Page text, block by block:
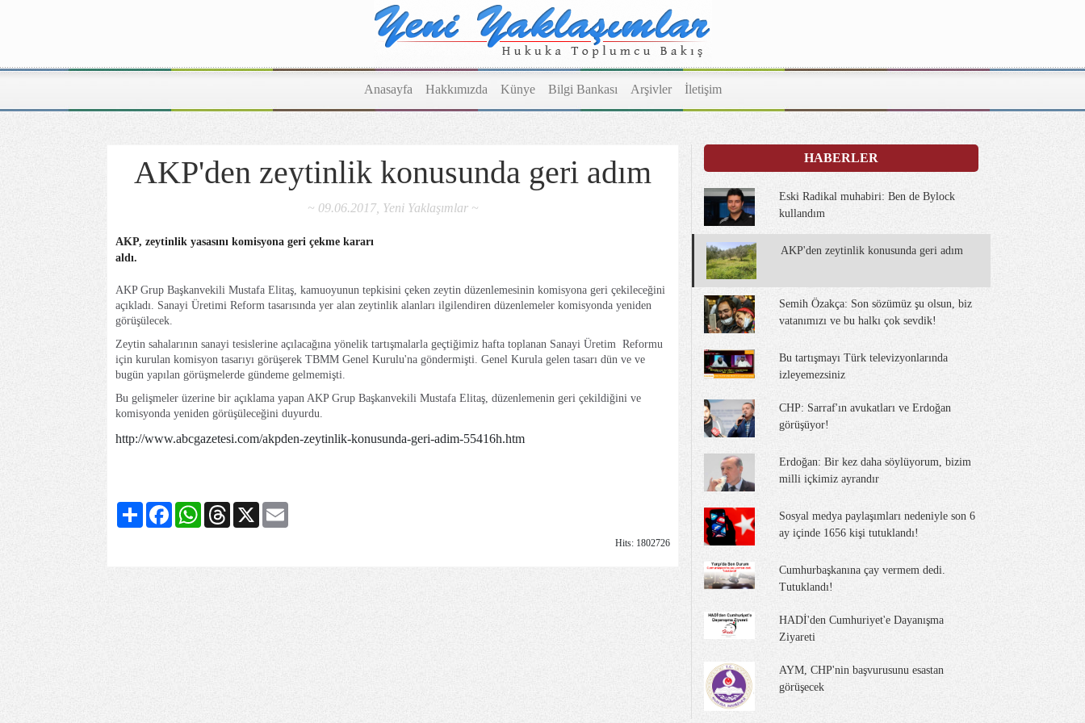
Anasayfa Hakkımızda Künye Bilgi Bankası Arşivler İletişim
AKP'den zeytinlik konusunda geri adım
~ 09.06.2017, Yeni Yaklaşımlar ~
AKP, zeytinlik yasasını komisyona geri çekme kararı
aldı.
AKP Grup Başkanvekili Mustafa Elitaş, kamuoyunun tepkisini çeken zeytin düzenlemesinin komisyona geri çekileceğini
açıkladı. Sanayi Üretimi Reform tasarısında yer alan zeytinlik alanları ilgilendiren düzenlemeler komisyonda yeniden
görüşülecek.
Zeytin sahalarının sanayi tesislerine açılacağına yönelik tartışmalarla geçtiğimiz hafta toplanan Sanayi Üretim Reformu
için kurulan komisyon tasarıyı görüşerek TBMM Genel Kurulu'na göndermişti. Genel Kurula gelen tasarı dün ve ve
bugün yapılan görüşmelerde gündeme gelmemişti.
Bu gelişmeler üzerine bir açıklama yapan AKP Grup Başkanvekili Mustafa Elitaş, düzenlemenin geri çekildiğini ve
komisyonda yeniden görüşüleceğini duyurdu.
http://www.abcgazetesi.com/akpden-zeytinlik-konusunda-geri-adim-55416h.htm
Share FacebookWhatsAppThreads
X
Hits: 1802726
HABERLER
Eski Radikal muhabiri: Ben de Bylock
kullandım
AKP'den zeytinlik konusunda geri adım
Semih Özakça: Son sözümüz şu olsun, biz
vatanımızı ve bu halkı çok sevdik!
Bu tartışmayı Türk televizyonlarında
izleyemezsiniz
CHP: Sarraf'ın avukatları ve Erdoğan
görüşüyor!
Erdoğan: Bir kez daha söylüyorum, bizim
milli içkimiz ayrandır
Sosyal medya paylaşımları nedeniyle son 6
ay içinde 1656 kişi tutuklandı!
Cumhurbaşkanına çay vermem dedi.
Tutuklandı!
HADİ'den Cumhuriyet'e Dayanışma
Ziyareti
AYM, CHP'nin başvurusunu esastan
görüşecek